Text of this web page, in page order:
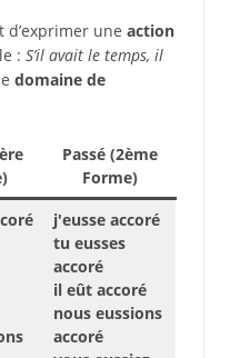
une action
: S’il avait le temps, il
domaine de
Passé (2ème
Forme)
j'eusse accoré
tu eusses
accoré
il eût accoré
nous eussions
accoré